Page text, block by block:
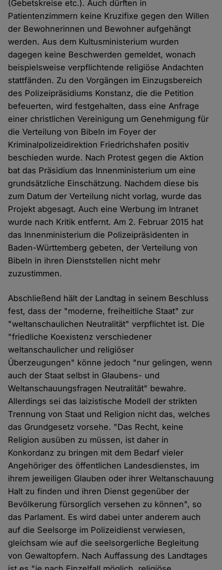
(Gebetskreise etc.). Auch dürften in
Patientenzimmern keine Kruzifixe gegen den Willen
der Bewohnerinnen und Bewohner aufgehängt
werden. Aus dem Kultusministerium wurden
dagegen keine Beschwerden gemeldet, wonach
beispielsweise verpflichtende religiöse Andachten
stattfänden. Zu den Vorgängen im Einzugsbereich
des Polizeipräsidiums Konstanz, die die Petition
befeuerten, wird festgehalten, dass eine Anfrage
einer christlichen Vereinigung um Genehmigung für
die Verteilung von Bibeln im Foyer der
Kriminalpolizeidirektion Friedrichshafen positiv
beschieden wurde. Nach Protest gegen die Aktion
bat das Präsidium das Innenministerium um eine
grundsätzliche Einschätzung. Nachdem diese bis
zum Datum der Verteilung nicht vorlag, wurde das
Projekt abgesagt. Auch eine Werbung im Intranet
wurde nach Kritik entfernt. Am 2. Februar 2015 hat
das Innenministerium die Polizeipräsidenten in
Baden-Württemberg gebeten, der Verteilung von
Bibeln in ihren Dienststellen nicht mehr
zuzustimmen.
Abschließend hält der Landtag in seinem Beschluss
fest, dass der "moderne, freiheitliche Staat" zur
"weltanschaulichen Neutralität" verpflichtet ist. Die
"friedliche Koexistenz verschiedener
weltanschaulicher und religiöser
Überzeugungen" könne jedoch "nur gelingen, wenn
auch der Staat selbst in Glaubens- und
Weltanschauungsfragen Neutralität" bewahre.
Allerdings sei das laizistische Modell der strikten
Trennung von Staat und Religion nicht das, welches
das Grundgesetz vorsehe. "Das Recht, keine
Religion ausüben zu müssen, ist daher in
Konkordanz zu bringen mit dem Bedarf vieler
Angehöriger des öffentlichen Landesdienstes, im
ihrem jeweiligen Glauben oder ihrer Weltanschauung
Halt zu finden und ihren Dienst gegenüber der
Bevölkerung fürsorglich versehen zu können", so
das Parlament. Es wird dabei unter anderem auch
auf die Seelsorge im Polizeidienst verwiesen,
gleichsam wie auf die seelsorgerliche Begleitung
von Gewaltopfern. Nach Auffassung des Landtages